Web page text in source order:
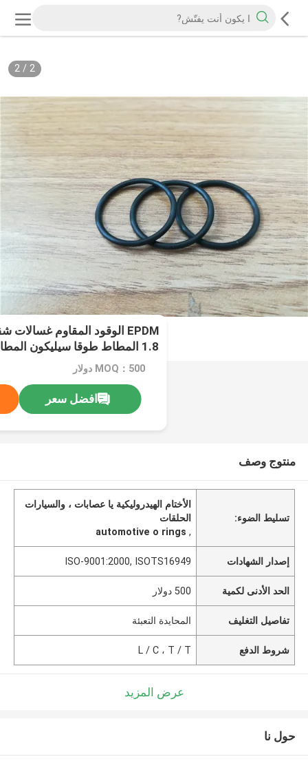
2
/
2
1.8 المطاط طوقا سيليكون المطاط
MOQ：500 دولار
افضل سعر
منتوج وصف
تسليط الضوء:
الأختام الهيدروليكية يا عصابات ، والسيارات
الحلقات
,
automotive o rings
إصدار الشهادات ISO-9001:2000, ISOTS16949
الحد الأدنى لكمية 500 دولار
تفاصيل التغليف المحايدة التعبئة
شروط الدفع L / C ، T / T
عرض المزيد
حول نا